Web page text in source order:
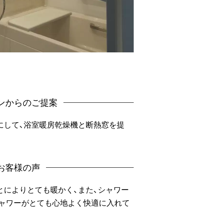
からのご提案
て、浴室暖房乾燥機と断熱窓を提
客様の声
よりとても暖かく、また、シャワー
ワーがとても心地よく快適に入れて